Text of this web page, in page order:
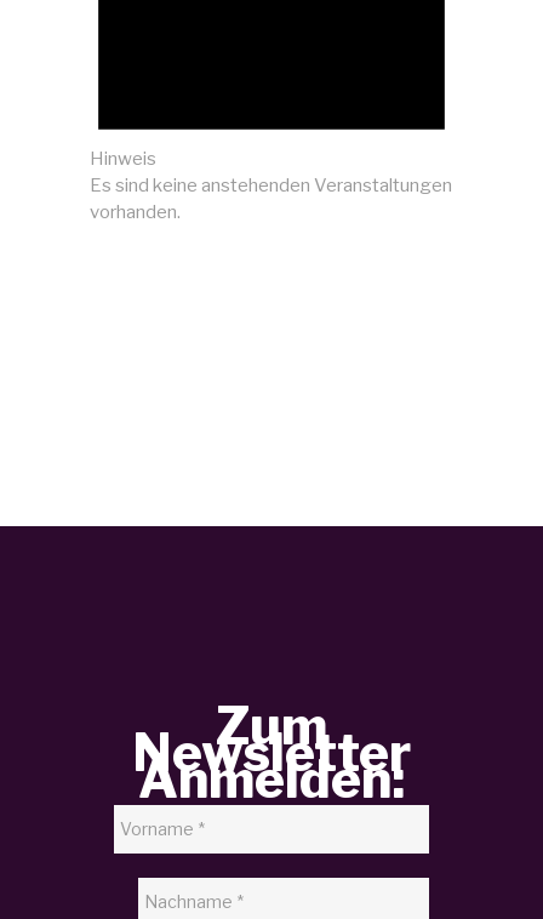
Hinweis
Es sind keine anstehenden Veranstaltungen
vorhanden.
Zum
Newsletter
Anmelden: